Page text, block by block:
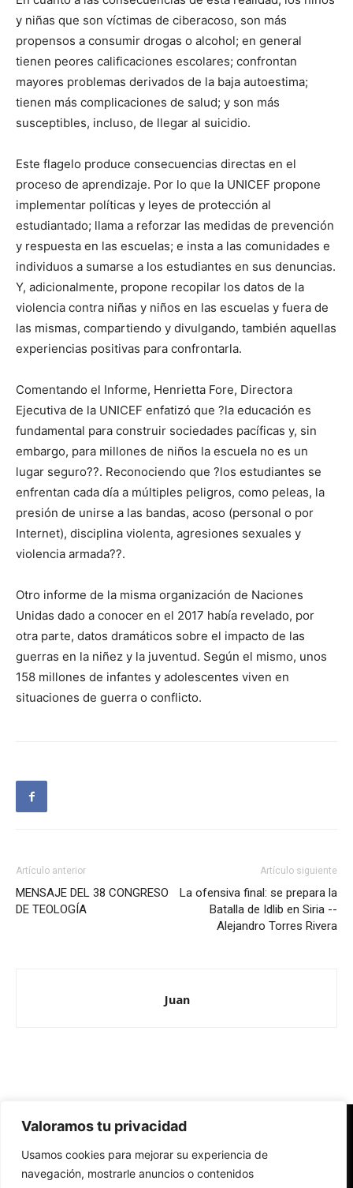
Valoramos tu privacidad
Usamos cookies para mejorar su experiencia de
navegación, mostrarle anuncios o contenidos
y niñas que son víctimas de ciberacoso, son más
propensos a consumir drogas o alcohol; en general
tienen peores calificaciones escolares; confrontan
mayores problemas derivados de la baja autoestima;
tienen más complicaciones de salud; y son más
susceptibles, incluso, de llegar al suicidio.
Este flagelo produce consecuencias directas en el
proceso de aprendizaje. Por lo que la UNICEF propone
implementar políticas y leyes de protección al
estudiantado; llama a reforzar las medidas de prevención
y respuesta en las escuelas; e insta a las comunidades e
individuos a sumarse a los estudiantes en sus denuncias.
Y, adicionalmente, propone recopilar los datos de la
violencia contra niñas y niños en las escuelas y fuera de
las mismas, compartiendo y divulgando, también aquellas
experiencias positivas para confrontarla.
Comentando el Informe, Henrietta Fore, Directora
Ejecutiva de la UNICEF enfatizó que ?la educación es
fundamental para construir sociedades pacíficas y, sin
embargo, para millones de niños la escuela no es un
lugar seguro??. Reconociendo que ?los estudiantes se
enfrentan cada día a múltiples peligros, como peleas, la
presión de unirse a las bandas, acoso (personal o por
Internet), disciplina violenta, agresiones sexuales y
violencia armada??.
Otro informe de la misma organización de Naciones
Unidas dado a conocer en el 2017 había revelado, por
otra parte, datos dramáticos sobre el impacto de las
guerras en la niñez y la juventud. Según el mismo, unos
158 millones de infantes y adolescentes viven en
situaciones de guerra o conflicto.
Artículo anterior
MENSAJE DEL 38 CONGRESO
DE TEOLOGÍA
Artículo siguiente
La ofensiva final: se prepara la
Batalla de Idlib en Siria --
Alejandro Torres Rivera
Juan
Redes Cristianas
Una mirada alternativa sobre la Iglesia católica y la sociedad
- Colectivos de Redes Cristianas